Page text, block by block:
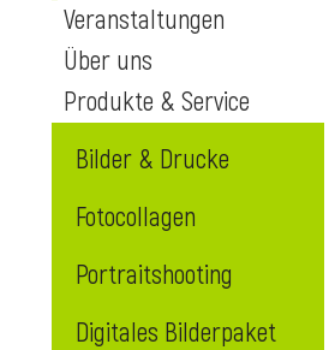
Veranstaltungen
Über uns
Produkte & Service
Bilder & Drucke
Fotocollagen
Portraitshooting
Digitales Bilderpaket